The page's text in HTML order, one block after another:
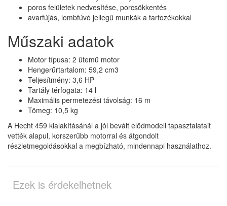
poros felületek nedvesítése, porcsökkentés
avarfújás, lombfúvó jellegű munkák a tartozékokkal
Műszaki adatok
Motor típusa: 2 ütemű motor
Hengerűrtartalom: 59,2 cm3
Teljesítmény: 3,6 HP
Tartály térfogata: 14 l
Maximális permetezési távolság: 16 m
Tömeg: 10,5 kg
A Hecht 459 kialakításánál a jól bevált elődmodell tapasztalatait
vették alapul, korszerűbb motorral és átgondolt
részletmegoldásokkal a megbízható, mindennapi használathoz.
Ezek is érdekelhetnek